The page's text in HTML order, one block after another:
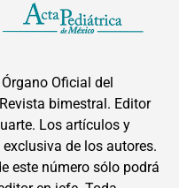
Oficial del
bimestral. Editor
Los artículos y
de los autores.
este número sólo podrá